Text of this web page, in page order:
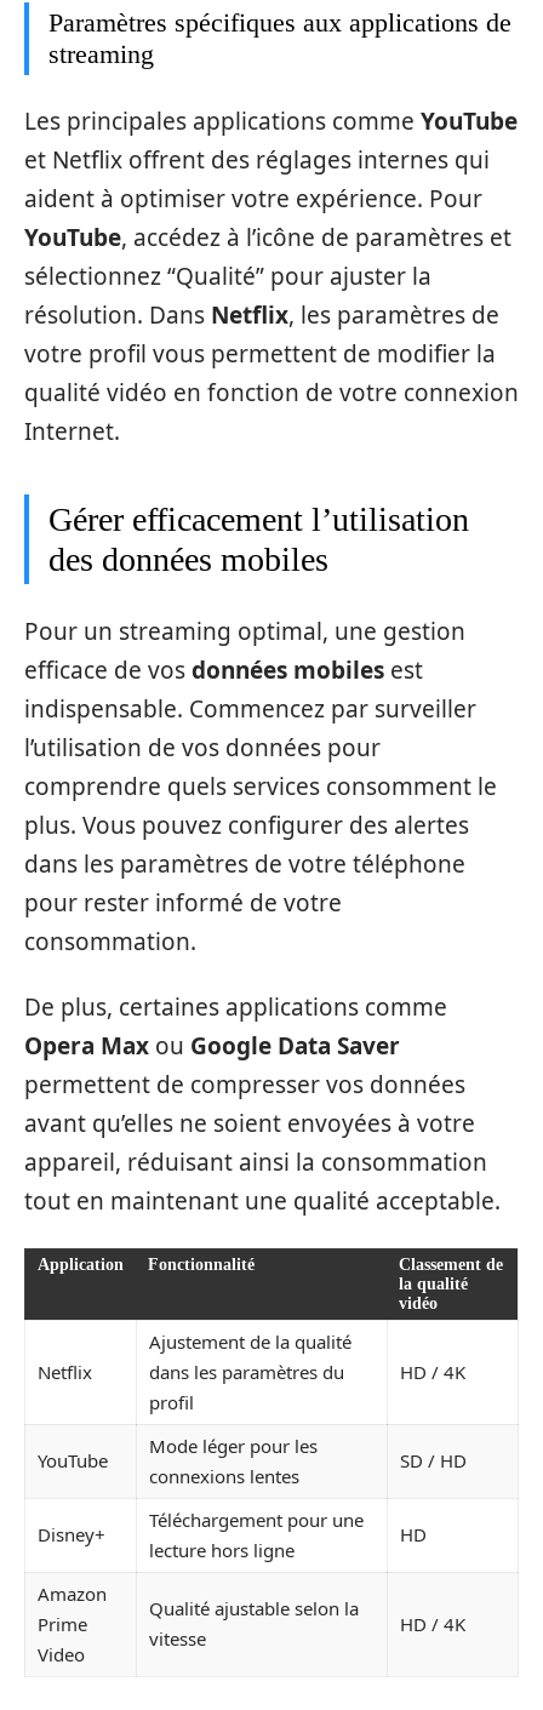
Paramètres spécifiques aux applications de
streaming
Les principales applications comme YouTube
et Netflix offrent des réglages internes qui
aident à optimiser votre expérience. Pour
YouTube, accédez à l’icône de paramètres et
sélectionnez “Qualité” pour ajuster la
résolution. Dans Netflix, les paramètres de
votre profil vous permettent de modifier la
qualité vidéo en fonction de votre connexion
Internet.
Gérer efficacement l’utilisation
des données mobiles
Pour un streaming optimal, une gestion
efficace de vosdonnées mobiles est
indispensable. Commencez par surveiller
l’utilisation de vos données pour
comprendre quels services consomment le
plus. Vous pouvez configurer des alertes
dans les paramètres de votre téléphone
pour rester informé de votre
consommation.
De plus, certaines applications comme
Opera Max ou Google Data Saver
permettent de compresser vos données
avant qu’elles ne soient envoyées à votre
appareil, réduisant ainsi la consommation
tout en maintenant une qualité acceptable.
Application Fonctionnalité
Classement de
la qualité
vidéo
Netflix
Ajustement de la qualité
dans les paramètres du
profil
HD / 4K
YouTube
Mode léger pour les
connexions lentes
SD / HD
Disney+
Téléchargement pour une
lecture hors ligne
HD
Amazon
Prime
Video
Qualité ajustable selon la
vitesse
HD / 4K